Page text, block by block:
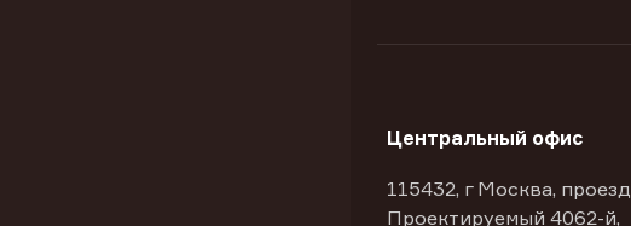
Центральный офис
115432, г Москва, проезд
Проектируемый 4062-й,